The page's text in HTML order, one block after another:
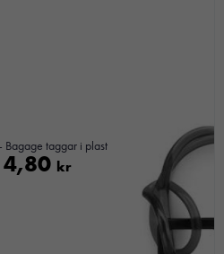
Bagage taggar i plast
4,80 kr